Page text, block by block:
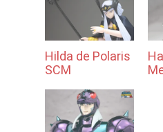
Hilda de Polaris
SCM